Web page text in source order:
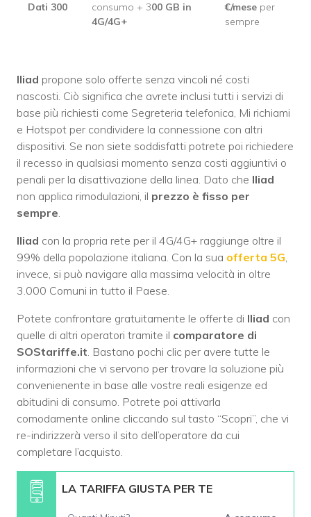
Dati 300
consumo + 300 GB in
4G/4G+
€/mese per
sempre
Iliad propone solo offerte senza vincoli né costi
nascosti. Ciò significa che avrete inclusi tutti i servizi di
base più richiesti come Segreteria telefonica, Mi richiami
e Hotspot per condividere la connessione con altri
dispositivi. Se non siete soddisfatti potrete poi richiedere
il recesso in qualsiasi momento senza costi aggiuntivi o
penali per la disattivazione della linea. Dato che Iliad
non applica rimodulazioni, il prezzo è fisso per
sempre.
Iliad con la propria rete per il 4G/4G+ raggiunge oltre il
99% della popolazione italiana. Con la sua offerta 5G,
invece, si può navigare alla massima velocità in oltre
3.000 Comuni in tutto il Paese.
Potete confrontare gratuitamente le offerte di Iliad con
quelle di altri operatori tramite il comparatore di
SOStariffe.it. Bastano pochi clic per avere tutte le
informazioni che vi servono per trovare la soluzione più
convenienente in base alle vostre reali esigenze ed
abitudini di consumo. Potrete poi attivarla
comodamente online cliccando sul tasto “Scopri”, che vi
re-indirizzerà verso il sito dell’operatore da cui
completare l’acquisto.
LA TARIFFA GIUSTA PER TE